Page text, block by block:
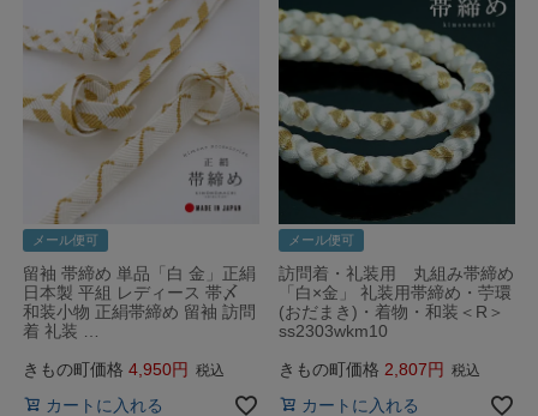
メール便可
留袖 帯締め 単品「白 金」正絹
日本製 平組 レディース 帯〆
和装小物 正絹帯締め 留袖 訪問
着 礼装 …
きもの町価格 4,950 税込
カートに入れる
メール便可
訪問着・礼装用 丸組み帯締め
「白×金」 礼装用帯締め・苧環
(おだまき)・着物・和装＜R＞
ss2303wkm10
きもの町価格 2,807 税込
カートに入れる